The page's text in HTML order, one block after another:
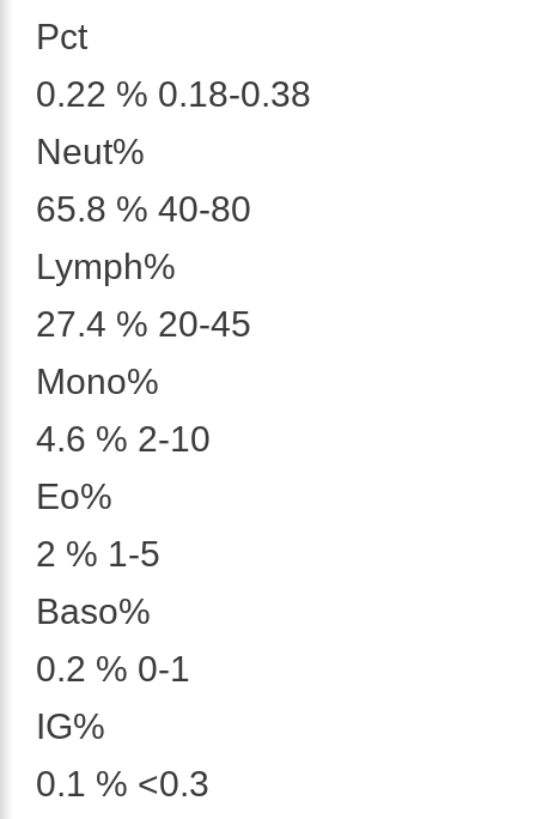
Pct
0.22 % 0.18-0.38
Neut%
65.8 % 40-80
Lymph%
27.4 % 20-45
Mono%
4.6 % 2-10
Eo%
2 % 1-5
Baso%
0.2 % 0-1
IG%
0.1 % <0.3